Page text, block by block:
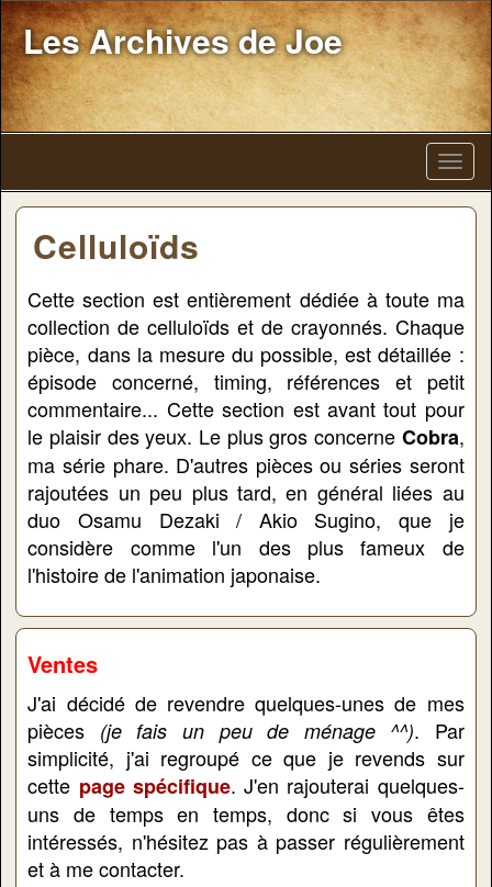
Les Archives de Joe
Celluloïds
Cette section est entièrement dédiée à toute ma
collection de celluloïds et de crayonnés. Chaque
pièce, dans la mesure du possible, est détaillée :
épisode concerné, timing, références et petit
commentaire... Cette section est avant tout pour
le plaisir des yeux. Le plus gros concerne Cobra,
ma série phare. D'autres pièces ou séries seront
rajoutées un peu plus tard, en général liées au
duo Osamu Dezaki / Akio Sugino, que je
considère comme l'un des plus fameux de
l'histoire de l'animation japonaise.
Ventes
J'ai décidé de revendre quelques-unes de mes
pièces (je fais un peu de ménage ^^). Par
simplicité, j'ai regroupé ce que je revends sur
cette page spécifique. J'en rajouterai quelques-
uns de temps en temps, donc si vous êtes
intéressés, n'hésitez pas à passer régulièrement
et à me contacter.